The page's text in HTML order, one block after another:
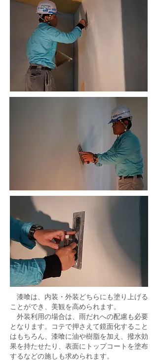
漆喰は、内装・外装どちらにも塗り上げる
ことができ、美観を高められます。
外装利用の場合は、雨だれへの配慮も必要
となります。コテで押さえて鏡面化すること
はもちろん、漆喰に油や樹脂を加え、撥水効
果を持たせたり、表面にトップコートを塗布
するなどの施しも求められます。